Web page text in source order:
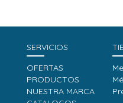
SERVICIOS
OFERTAS
PRODUCTOS
NUESTRA MARCA